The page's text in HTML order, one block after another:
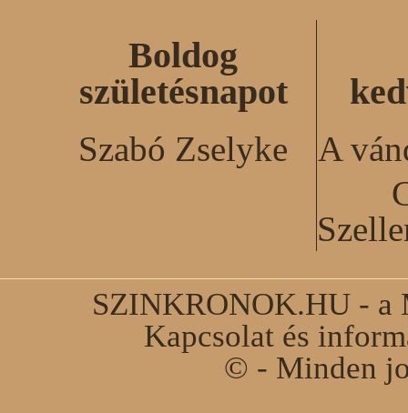
Boldog
születésnapot
Szabó Zselyke
A
SZINKRONOK.HU - a
Kapcsolat és
© - Minden